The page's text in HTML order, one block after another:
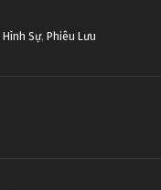
Hình Sự, Phiêu Lưu